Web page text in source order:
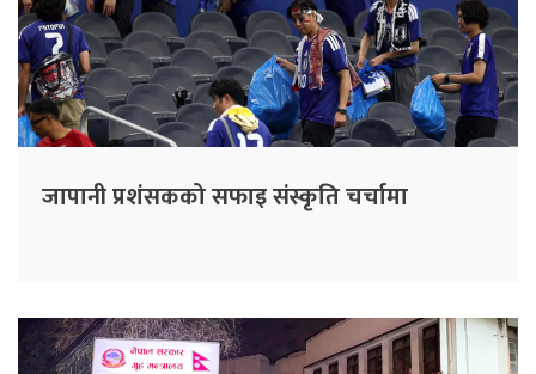
जापानी प्रशंसकको सफाइ संस्कृति चर्चामा